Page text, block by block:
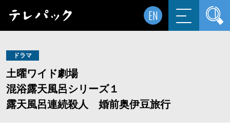
EN
ドラマ
土曜ワイド劇場
混浴露天風呂シリーズ１
露天風呂連続殺人 婚前奥伊豆旅行